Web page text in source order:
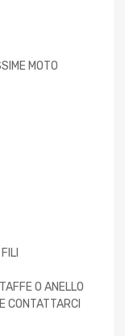
MOTO
O ANELLO
CONTATTARCI